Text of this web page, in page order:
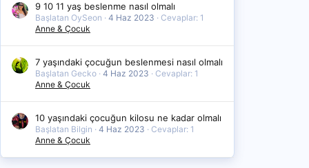
9 10 11 yaş beslenme nasıl olmalı
Başlatan OySeon 4 Haz 2023
Cevaplar: 1
Anne & Çocuk
7 yaşındaki çocuğun beslenmesi nasıl olmalı
Başlatan Gecko 4 Haz 2023
Cevaplar: 1
Anne & Çocuk
10 yaşındaki çocuğun kilosu ne kadar olmalı
Başlatan Bilgin 4 Haz 2023
Cevaplar: 1
Anne & Çocuk